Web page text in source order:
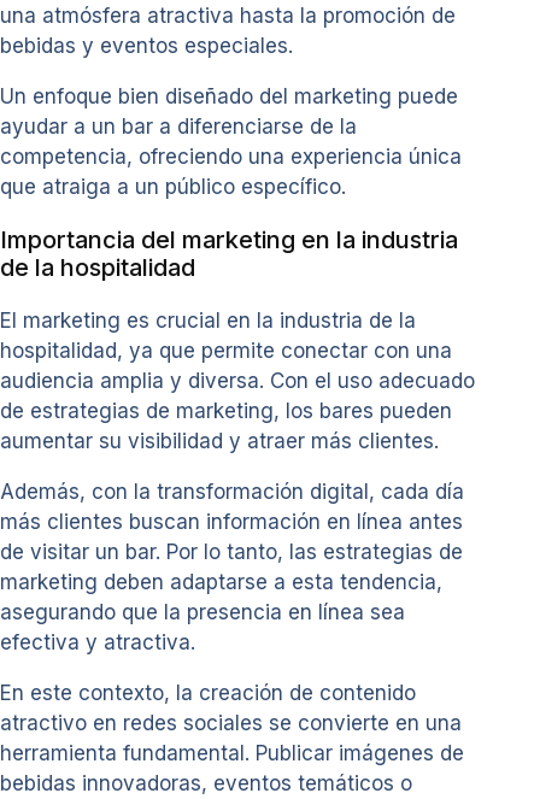
una atmósfera atractiva hasta la promoción de
bebidas y eventos especiales.
Un enfoque bien diseñado del marketing puede
ayudar a un bar a diferenciarse de la
competencia, ofreciendo una experiencia única
que atraiga a un público específico.
Importancia del marketing en la industria
de la hospitalidad
El marketing es crucial en la industria de la
hospitalidad, ya que permite conectar con una
audiencia amplia y diversa. Con el uso adecuado
de estrategias de marketing, los bares pueden
aumentar su visibilidad y atraer más clientes.
Además, con la transformación digital, cada día
más clientes buscan información en línea antes
de visitar un bar. Por lo tanto, las estrategias de
marketing deben adaptarse a esta tendencia,
asegurando que la presencia en línea sea
efectiva y atractiva.
En este contexto, la creación de contenido
atractivo en redes sociales se convierte en una
herramienta fundamental. Publicar imágenes de
bebidas innovadoras, eventos temáticos o